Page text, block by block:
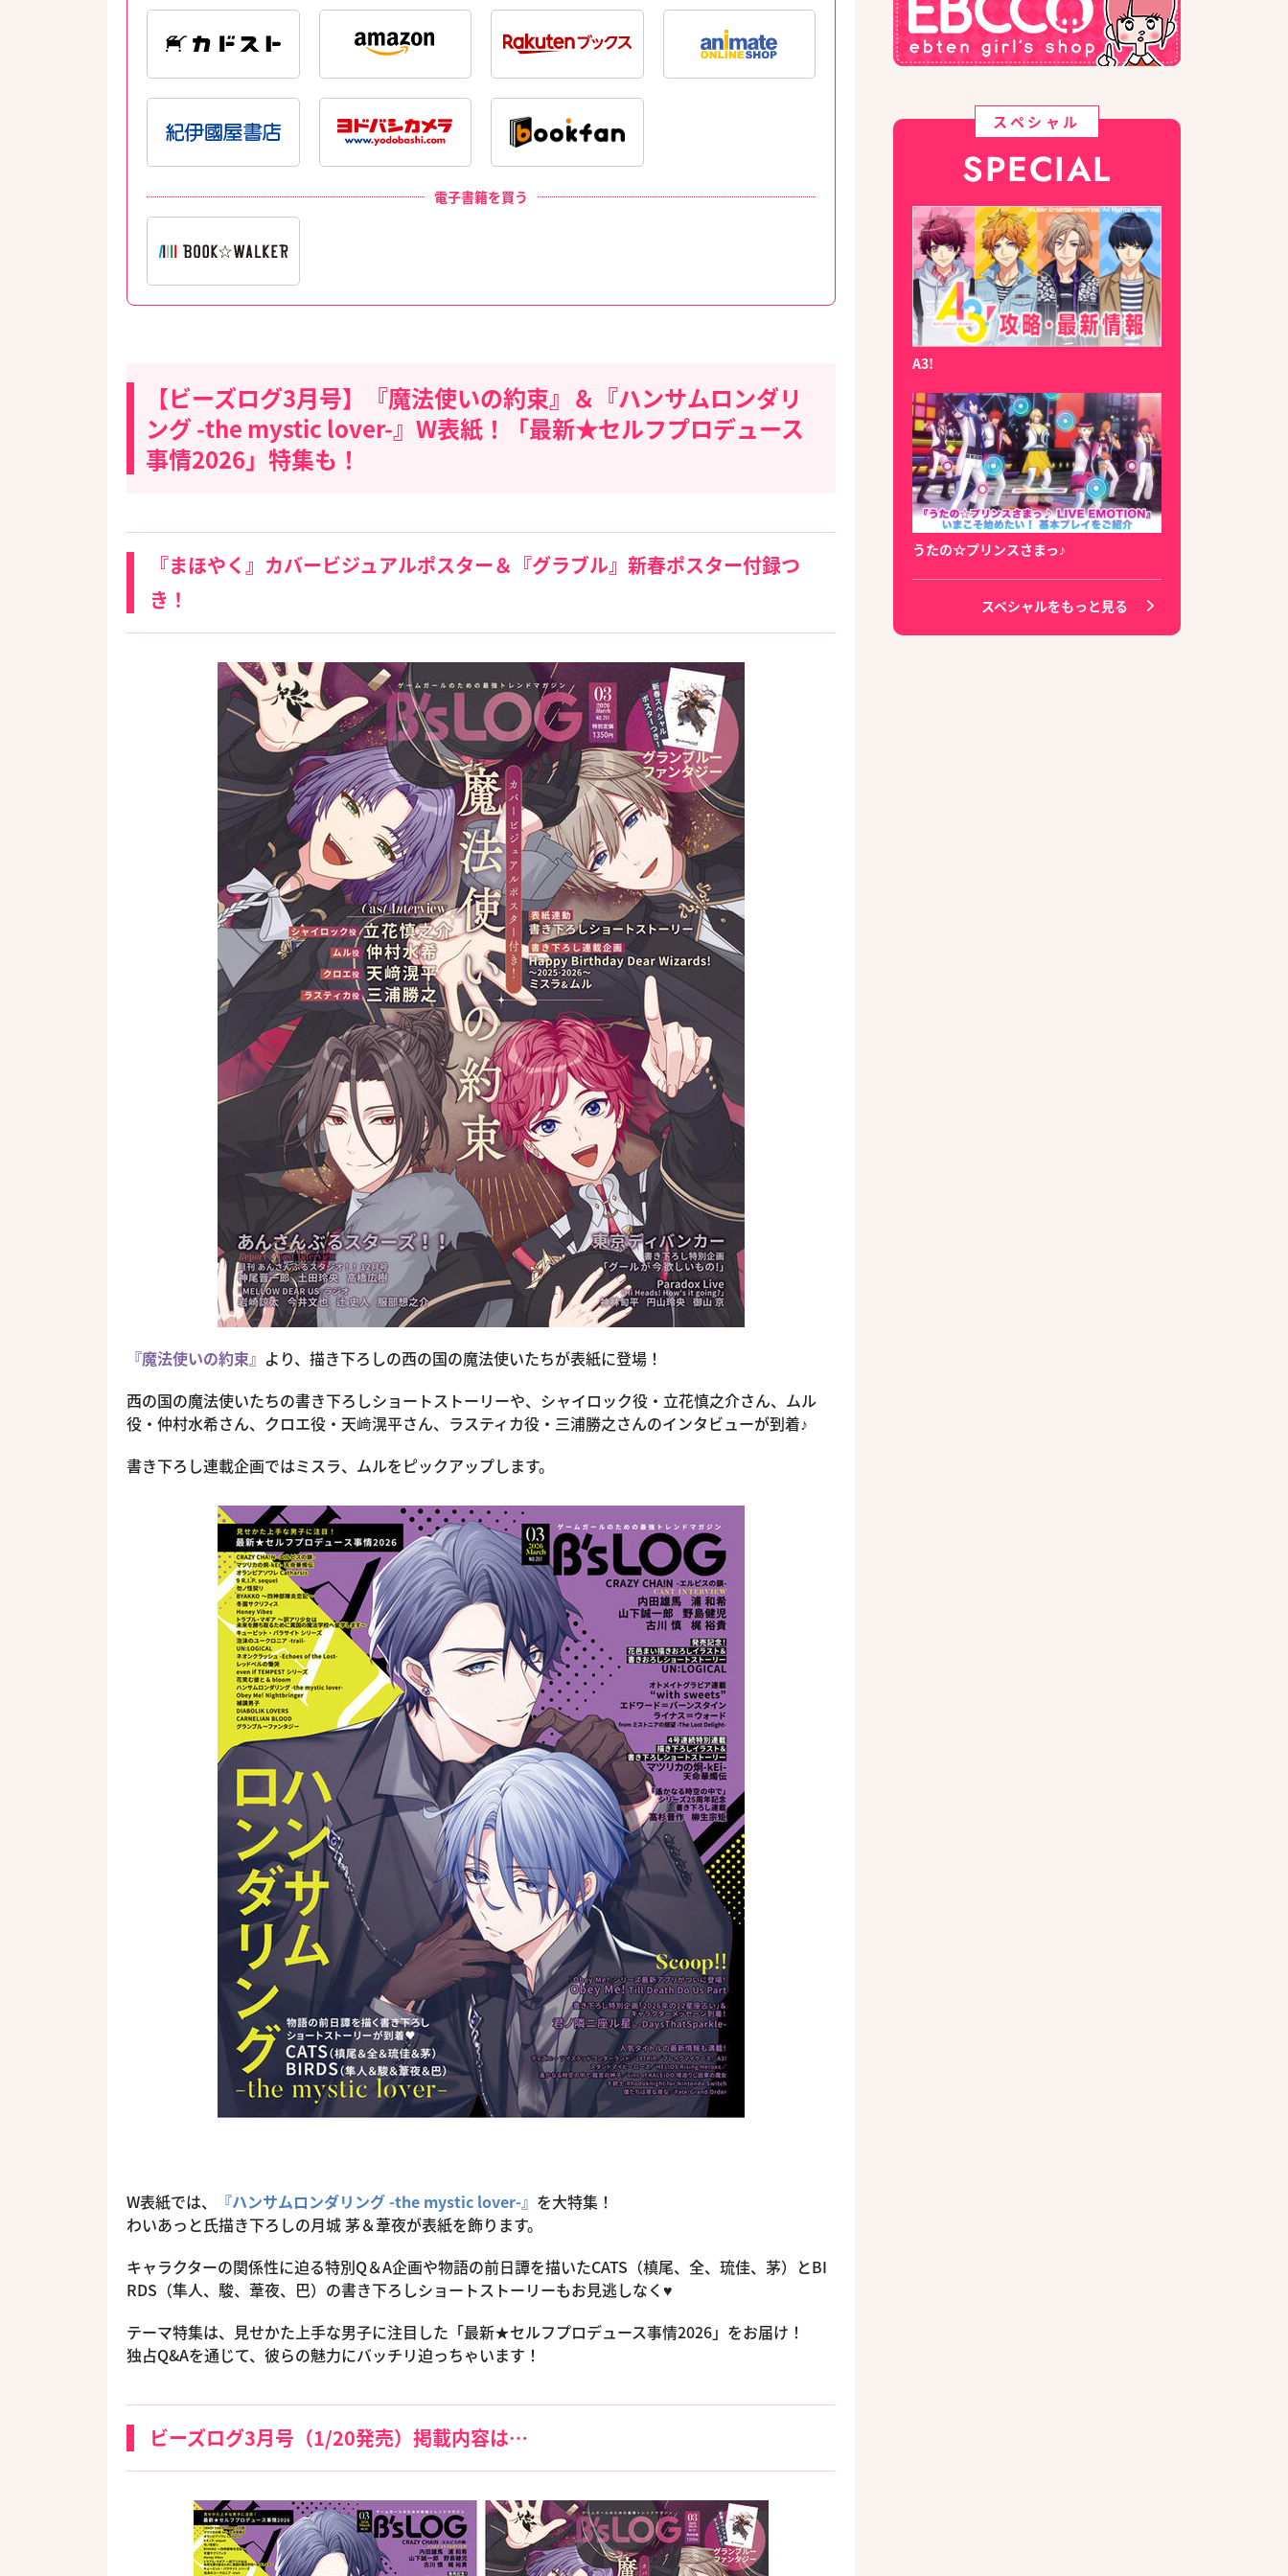
電子書籍を買う
【ビーズログ3月号】『魔法使いの約束』＆『ハンサムロンダリ
ング -the mystic lover-』W表紙！「最新★セルフプロデュース
事情2026」特集も！
『まほやく』カバービジュアルポスター＆『グラブル』新春ポスター付録つ
き！
『魔法使いの約束』 より、描き下ろしの西の国の魔法使いたちが表紙に登場！
西の国の魔法使いたちの書き下ろしショートストーリーや、シャイロック役・立花慎之介さん、ムル
役・仲村水希さん、クロエ役・天﨑滉平さん、ラスティカ役・三浦勝之さんのインタビューが到着♪
書き下ろし連載企画ではミスラ、ムルをピックアップします。
W表紙では、 『ハンサムロンダリング -the mystic lover-』 を大特集！
わいあっと氏描き下ろしの月城 茅＆葦夜が表紙を飾ります。
キャラクターの関係性に迫る特別Q＆A企画や物語の前日譚を描いたCATS（槙尾、全、琉佳、茅）とBI
RDS（隼人、駿、葦夜、巴）の書き下ろしショートストーリーもお見逃しなく♥
テーマ特集は、見せかた上手な男子に注目した「最新★セルフプロデュース事情2026」をお届け！
独占Q&Aを通じて、彼らの魅力にバッチリ迫っちゃいます！
ビーズログ3月号（1/20発売）掲載内容は…
スペシャル
SPECIAL
A3!
うたの☆プリンスさまっ♪
スペシャルをもっと見る